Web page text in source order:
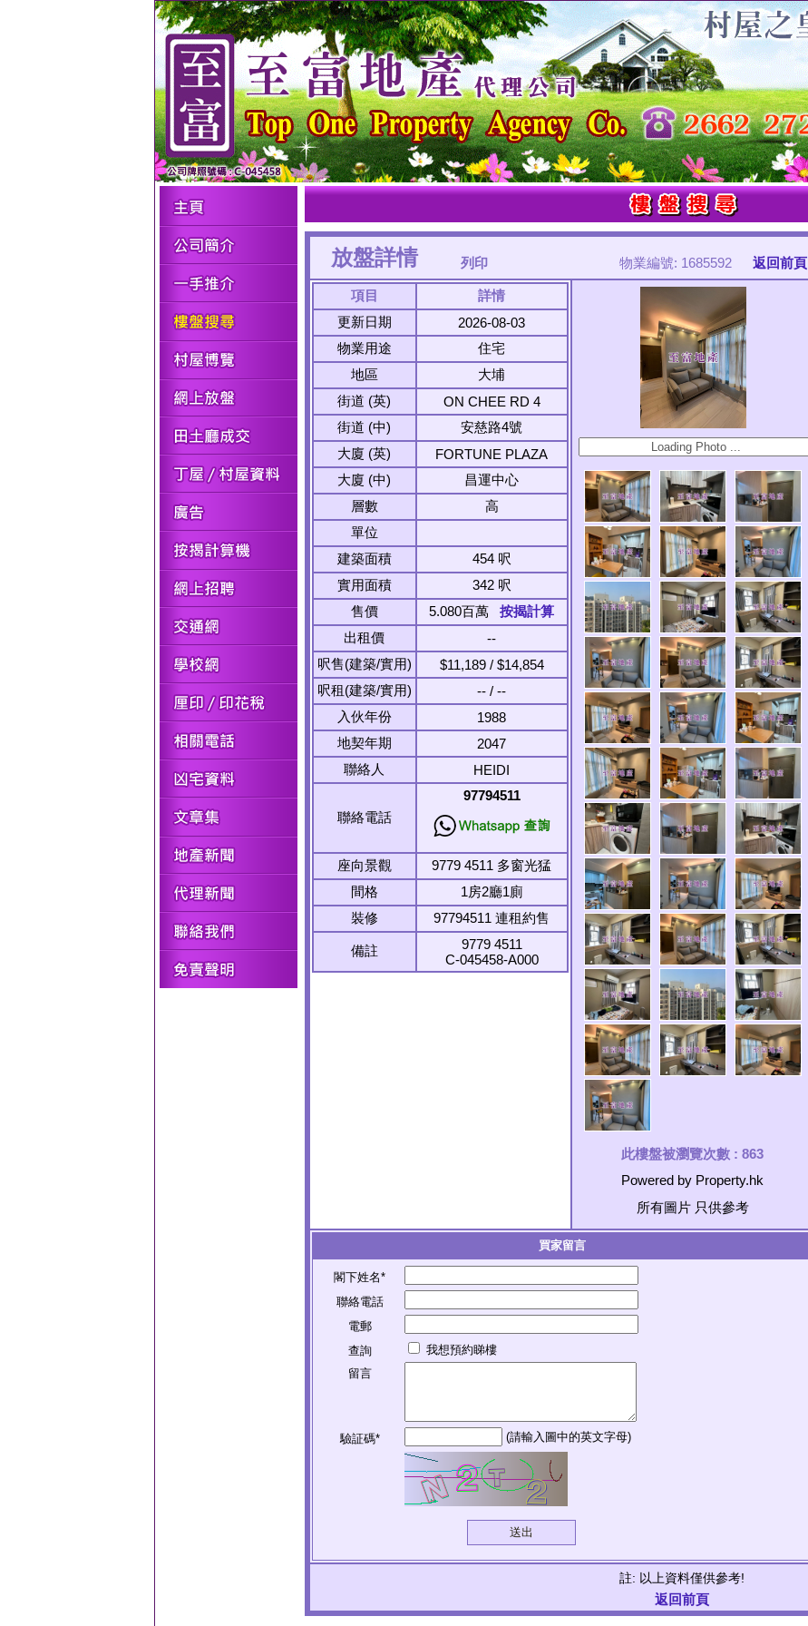
放盤詳情 列印 物業編號: 1685592 返回前頁
項目
詳情
更新日期
2026-08-03
物業用途
住宅
地區
大埔
街道 (英)
ON CHEE RD 4
街道 (中)
安慈路4號
大廈 (英)
FORTUNE PLAZA
大廈 (中)
昌運中心
層數
高
單位
建築面積
454 呎
實用面積
342 呎
售價
5.080百萬 按揭計算
出租價
--
呎售(建築/實用)
$11,189 / $14,854
呎租(建築/實用)
-- / --
入伙年份
1988
地契年期
2047
聯絡人
HEIDI
聯絡電話
97794511
座向景觀
9779 4511 多窗光猛
間格
1房2廳1廁
裝修
97794511 連租約售
備註
9779 4511
C-045458-A000
此樓盤被瀏覽次數 : 863
Powered by Property.hk
所有圖片 只供參考
買家留言
閣下姓名*
聯絡電話
電郵
查詢
我想預約睇樓
留言
驗証碼* (請輸入圖中的英文字母)
註: 以上資料僅供參考!
返回前頁